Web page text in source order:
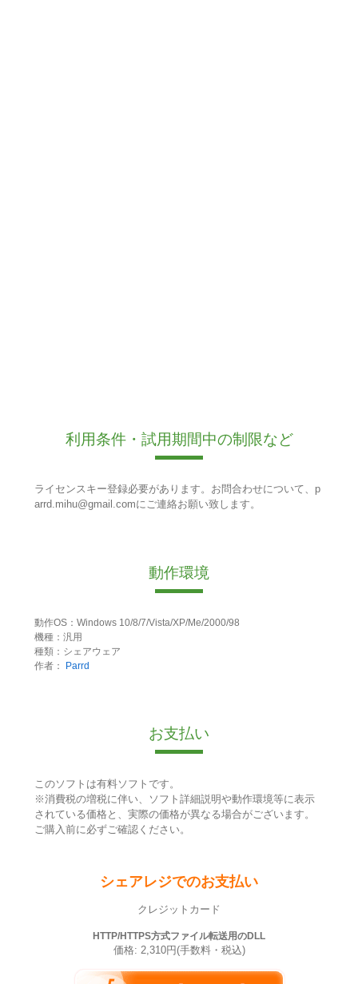
利用条件・試用期間中の制限など
ライセンスキー登録必要があります。お問合わせについて、p
arrd.mihu@gmail.comにご連絡お願い致します。
動作環境
動作OS：Windows 10/8/7/Vista/XP/Me/2000/98
機種：汎用
種類：シェアウェア
作者：
Parrd
お支払い
このソフトは有料ソフトです。
※消費税の増税に伴い、ソフト詳細説明や動作環境等に表示
されている価格と、実際の価格が異なる場合がございます。
ご購入前に必ずご確認ください。
シェアレジでのお支払い
クレジットカード
HTTP/HTTPS方式ファイル転送用のDLL
価格: 2,310円(手数料・税込)